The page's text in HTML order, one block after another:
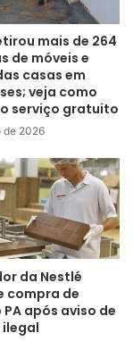
mais de 264
de móveis e
casas em
veja como
serviço gratuito
de 2026
da Nestlé
compra de
após aviso de